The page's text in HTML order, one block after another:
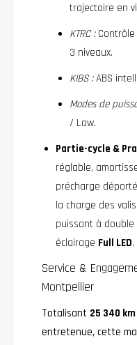
trajectoire en
KTRC :Contrôle
3 niveaux.
KIBS :ABS
Modes de
/ Low.
Partie-cycle &
réglable,
précharge
la charge des
puissant à
éclairage Full LED.
Service &
Montpellier
Totalisant 25 340
entretenue, cette